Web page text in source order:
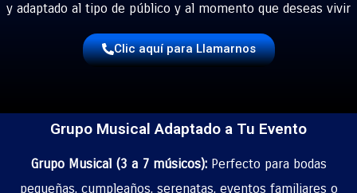
y adaptado al tipo de público y al momento que deseas vivir
Clic aquí para Llamarnos
Grupo Musical Adaptado a Tu Evento
Grupo Musical (3 a 7 músicos): Perfecto para bodas
pequeñas, cumpleaños, serenatas, eventos familiares o